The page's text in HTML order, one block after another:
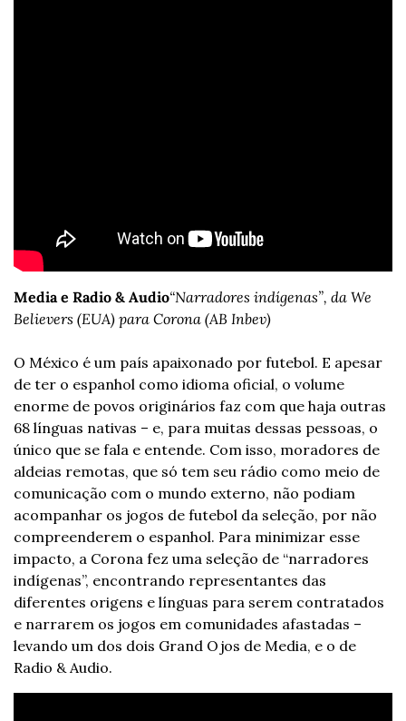
Media e Radio & Audio“Narradores indígenas”, da We
Believers (EUA) para Corona (AB Inbev)
O México é um país apaixonado por futebol. E apesar
de ter o espanhol como idioma oficial, o volume
enorme de povos originários faz com que haja outras
68 línguas nativas – e, para muitas dessas pessoas, o
único que se fala e entende. Com isso, moradores de
aldeias remotas, que só tem seu rádio como meio de
comunicação com o mundo externo, não podiam
acompanhar os jogos de futebol da seleção, por não
compreenderem o espanhol. Para minimizar esse
impacto, a Corona fez uma seleção de “narradores
indígenas”, encontrando representantes das
diferentes origens e línguas para serem contratados
e narrarem os jogos em comunidades afastadas –
levando um dos dois Grand Ojos de Media, e o de
Radio & Audio.